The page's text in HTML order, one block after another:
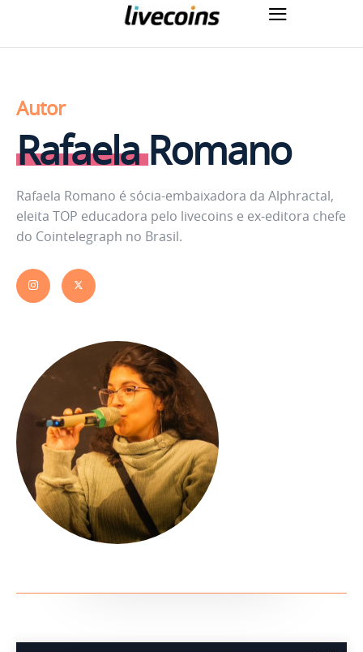
Autor
Rafaela Romano
Rafaela Romano é sócia-embaixadora da Alphractal,
eleita TOP educadora pelo livecoins e ex-editora chefe
do Cointelegraph no Brasil.